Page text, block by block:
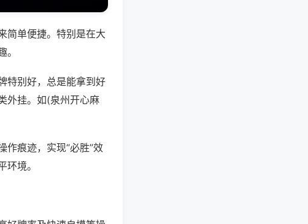
简单便捷。特别是在大
特别好，总是能拿到好
外挂。如(泉州开心麻
作痕迹，实现“必胜”效
境。